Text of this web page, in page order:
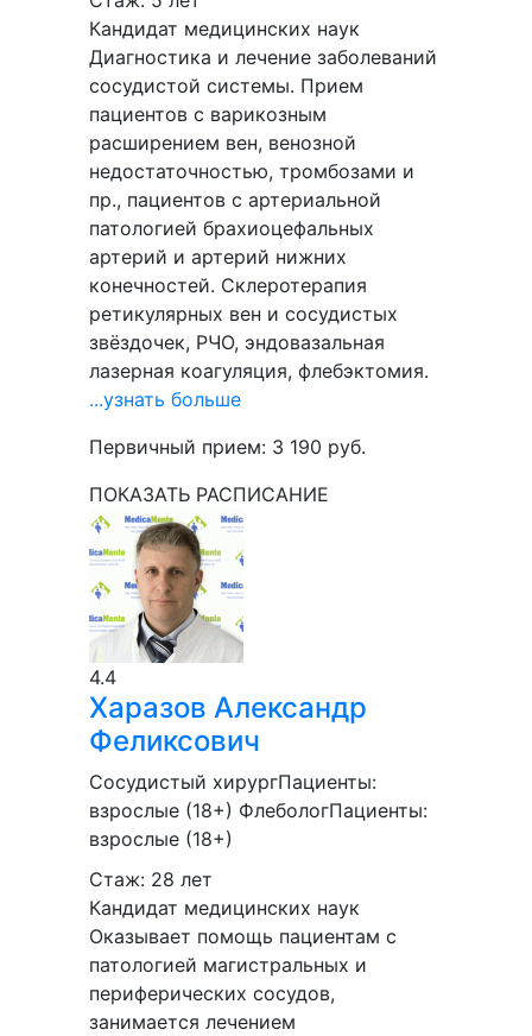
Кандидат медицинских наук
Диагностика и лечение заболеваний
сосудистой системы. Прием
пациентов с варикозным
расширением вен, венозной
недостаточностью, тромбозами и
пр., пациентов с артериальной
патологией брахиоцефальных
артерий и артерий нижних
конечностей. Склеротерапия
ретикулярных вен и сосудистых
звёздочек, РЧО, эндовазальная
лазерная коагуляция, флебэктомия.
...узнать больше
Первичный прием: 3 190 руб.
ПОКАЗАТЬ РАСПИСАНИЕ
4.4
Харазов Александр
Феликсович
Сосудистый хирургПациенты:
взрослые (18+) ФлебологПациенты:
взрослые (18+)
Стаж: 28 лет
Кандидат медицинских наук
Оказывает помощь пациентам с
патологией магистральных и
периферических сосудов,
занимается лечением